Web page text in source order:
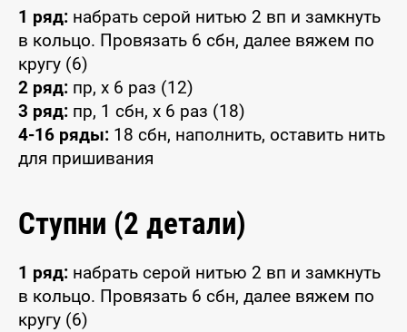
1 ряд: набрать серой нитью 2 вп и замкнуть
в кольцо. Провязать 6 сбн, далее вяжем по
кругу (6)
2 ряд: пр, x 6 раз (12)
3 ряд: пр, 1 сбн, x 6 раз (18)
4-16 ряды: 18 сбн, наполнить, оставить нить
для пришивания
Ступни (2 детали)
1 ряд: набрать серой нитью 2 вп и замкнуть
в кольцо. Провязать 6 сбн, далее вяжем по
кругу (6)